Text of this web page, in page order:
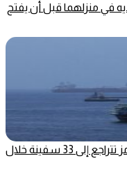
في منزلهما قبل أن يفتح
بيانات: حركة الملاحة في مضيق هرمز تتراجع إلى 33 سفينة خلال